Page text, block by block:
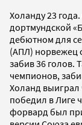
Холанду 23
дортмундской
дебютном для
(АПЛ) норвежец
забив 36 голов.
чемпионов,
Холанд выиграл
победил в Лиге
форвард был